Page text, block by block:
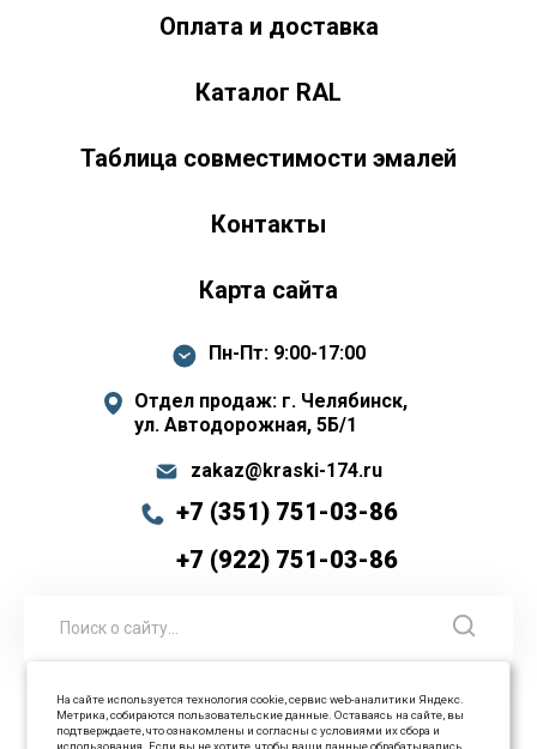
Оплата и доставка
Каталог RAL
Таблица совместимости эмалей
Контакты
Карта сайта
Пн-Пт: 9:00-17:00
Отдел продаж: г. Челябинск,
ул. Автодорожная, 5Б/1
zakaz@kraski-174.ru
+7 (351) 751-03-86
+7 (922) 751-03-86
© 2026 ООО Промышленные технологии Все права
На сайте используется технология cookie, сервис web-аналитики Яндекс.
Метрика, собираются пользовательские данные. Оставаясь на сайте, вы
подтверждаете, что ознакомлены и согласны с условиями их сбора и
использования. Если вы не хотите, чтобы ваши данные обрабатывались,